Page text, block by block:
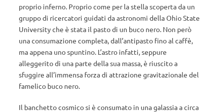
proprio inferno. Proprio come per la stella scoperta da un
gruppo di ricercatori guidati da astronomi della Ohio State
University che è stata il pasto di un buco nero. Non però
una consumazione completa, dall’antipasto fino al caffè,
ma appena uno spuntino. L’astro infatti, seppure
alleggerito di una parte della sua massa, è riuscito a
sfuggire all’immensa forza di attrazione gravitazionale del
famelico buco nero.
Il banchetto cosmico si è consumato in una galassia a circa